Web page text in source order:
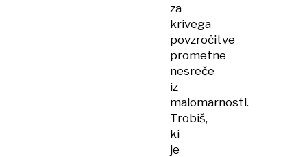
za
krivega
povzročitve
prometne
nesreče
iz
malomarnosti.
Trobiš,
ki
je